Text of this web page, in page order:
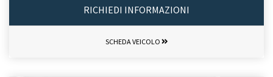
RICHIEDI INFORMAZIONI
SCHEDA VEICOLO